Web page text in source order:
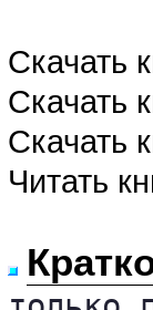
Скачать
Скачать
Скачать
Читать